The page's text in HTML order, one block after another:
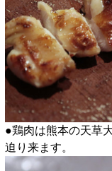
●鶏肉は熊本の天草
迫り来ます。